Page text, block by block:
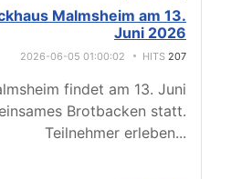
Malmsheim am 13.
Juni 2026
2026-06-05 01:00:02 HITS 207
findet am 13. Juni
Brotbacken statt.
Teilnehmer erleben...